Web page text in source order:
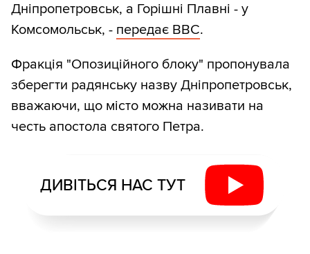
Дніпропетровськ, а Горішні Плавні - у
Комсомольськ, - передає ВВС.
Фракція "Опозиційного блоку" пропонувала
зберегти радянську назву Дніпропетровськ,
вважаючи, що місто можна називати на
честь апостола святого Петра.
ДИВІТЬСЯ НАС ТУТ